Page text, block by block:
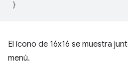
El ícono de 16x16 se muestra
menú.